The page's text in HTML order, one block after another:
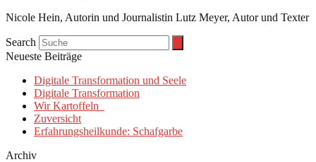
Nicole Hein, Autorin und Journalistin Lutz Meyer, Autor und Texter
Search
Neueste Beiträge
Digitale Transformation und Seele
Digitale Transformation
Wir Kartoffeln
Zuversicht
Erfahrungsheilkunde: Schafgarbe
Archiv